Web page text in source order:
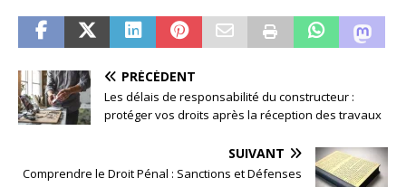
PRÉCÉDENT
Les délais de responsabilité du constructeur :
protéger vos droits après la réception des travaux
SUIVANT
Comprendre le Droit Pénal : Sanctions et Défenses